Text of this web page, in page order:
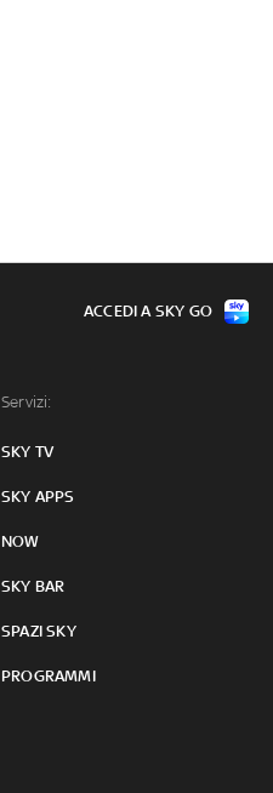
Servizi:
SKY TV
SKY APPS
NOW
SKY BAR
SPAZI SKY
PROGRAMMI
ACCEDI A SKY GO